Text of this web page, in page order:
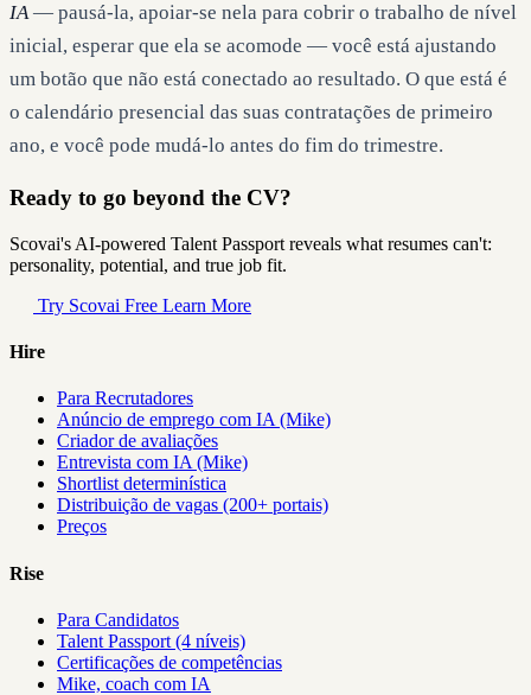
IA— pausá-la, apoiar-se nela para cobrir o trabalho de nível
inicial, esperar que ela se acomode — você está ajustando
um botão que não está conectado ao resultado. O que está é
o calendário presencial das suas contratações de primeiro
ano, e você pode mudá-lo antes do fim do trimestre.
Ready to go beyond the CV?
Scovai's AI-powered Talent Passport reveals what resumes can't:
personality, potential, and true job fit.
Try Scovai Free Learn More
Hire
Para Recrutadores
Anúncio de emprego com IA (Mike)
Criador de avaliações
Entrevista com IA (Mike)
Shortlist determinística
Distribuição de vagas (200+ portais)
Preços
Rise
Para Candidatos
Talent Passport (4 níveis)
Certificações de competências
Mike, coach com IA